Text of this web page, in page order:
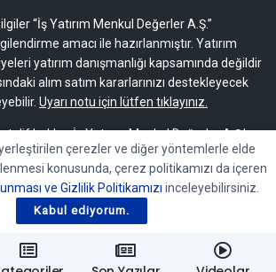
“İş Yatırım Menkul Değerler A.Ş.”
amacı ile hazırlanmıştır. Yatırım
yatırım danışmanlığı kapsamında değildir
alım satım kararlarınızı destekleyecek
Uyarı notu için lütfen tıklayınız.
hakları İş Yatırım Menkul Değerler A.Ş.’ye
iznimiz olmaksızın başkaları tarafından
kısmen veya tamamen çoğaltılamaz,
veya değiştirilemez.
çerezler ve diğer yöntemlerle elde
konusunda, çerez politikamızı da içeren
ve Gizlilik Politikamızı inceleyebilirsiniz.
Kabul ediyorum.